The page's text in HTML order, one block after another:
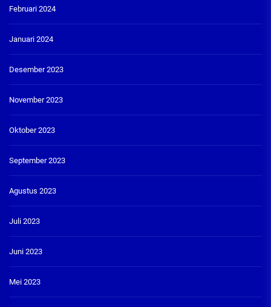
Februari 2024
Januari 2024
Desember 2023
November 2023
Oktober 2023
September 2023
Agustus 2023
Juli 2023
Juni 2023
Mei 2023